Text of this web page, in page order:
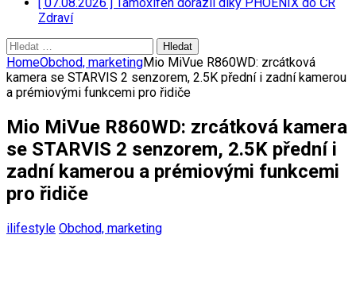
Zdraví
Vyhledávání
HomeObchod, marketingMio MiVue R860WD: zrcátková
kamera se STARVIS 2 senzorem, 2.5K přední i zadní kamerou
a prémiovými funkcemi pro řidiče
Mio MiVue R860WD: zrcátková kamera
se STARVIS 2 senzorem, 2.5K přední i
zadní kamerou a prémiovými funkcemi
pro řidiče
ilifestyle Obchod, marketing